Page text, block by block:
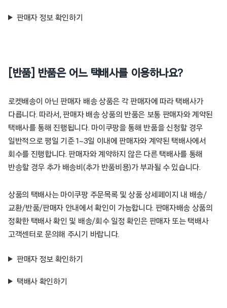
판매자 정보 확인하기
[반품] 반품은 어느 택배사를 이용하나요?
로켓배송이 아닌 판매자 배송 상품은 각 판매자에 따라 택배사가
다릅니다. 따라서, 판매자 배송 상품의 반품은 보통 판매자와 계약된
택배사를 통해 진행됩니다. 마이쿠팡을 통해 반품을 신청할 경우
일반적으로 평일 기준 1~3일 이내에 판매자와 계약된 택배사에서
회수를 진행합니다. 판매자와 계약하지 않은 다른 택배사를 통해
반송할 경우 추가 배송비(추가 반품비용)가 부과될 수 있습니다.
상품의 택배사는 마이쿠팡 주문목록 및 상품 상세페이지 내 배송/
교환/반품/판매자 안내에서 확인이 가능합니다. 판매자배송 상품의
정확한 택배사 확인 및 배송/회수 일정 확인은 판매자 또는 택배사
고객센터로 문의해 주시기 바랍니다.
판매자 정보 확인하기
택배사 확인하기